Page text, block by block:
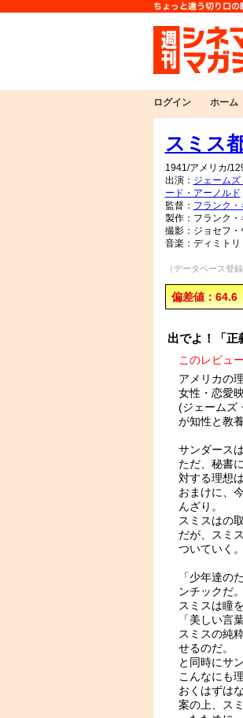
ログイン ホーム
スミス
1941/アメリカ/
出演： ジェームズ
ード・アーノルド
監督： フランク・
製作：フランク・
撮影：ジョセフ・
音楽：ディミト
（データベース登録
偏差値：64.6
出でよ！「正
このレビュ
アメリカの
女性・恋愛
(ジェームズ
が知性と教
サンダース
ただ、秘書
対する理想
おまけに、
んざり。
スミスはの
だが、スミ
ついていく。
「少年達の
ンチックだ。
スミスは瞳
「美しい言
スミスの純
せるのだ。
と同時にサ
こんなにも
おくはずは
案の上、ス